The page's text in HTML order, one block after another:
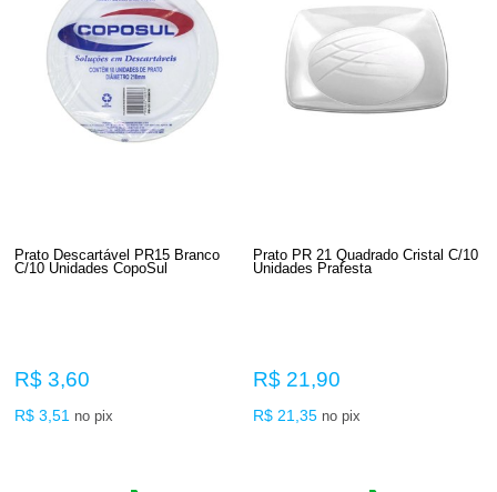
Prato Descartável PR15 Branco
C/10 Unidades CopoSul
R$ 3,60
R$ 3,51 no pix
Prato PR 21 Quadrado Cristal C/10
Unidades Prafesta
R$ 21,90
R$ 21,35 no pix